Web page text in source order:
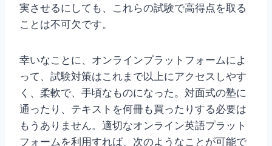
実させるにしても、これらの試験で高得点を取る
ことは不可欠です。
幸いなことに、オンラインプラットフォームによ
って、試験対策はこれまで以上にアクセスしやす
く、柔軟で、手頃なものになった。対面式の塾に
通ったり、テキストを何冊も買ったりする必要は
もうありません。適切なオンライン英語プラット
フォームを利用すれば、次のようなことが可能で